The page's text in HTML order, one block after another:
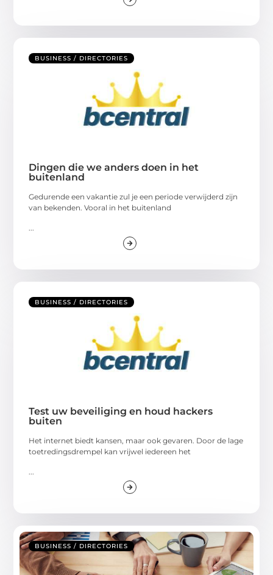
BUSINESS / DIRECTORIES
Dingen die we anders doen in het
buitenland
Gedurende een vakantie zul je een periode verwijderd zijn
van bekenden. Vooral in het buitenland
BUSINESS / DIRECTORIES
Test uw beveiliging en houd hackers
buiten
Het internet biedt kansen, maar ook gevaren. Door de lage
toetredingsdrempel kan vrijwel iedereen het
BUSINESS / DIRECTORIES